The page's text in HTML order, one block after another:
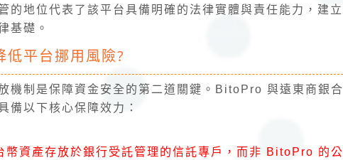
的地位代表了該平台具備明確的法律實體與責任能力，建立
基礎。
低平台挪用風險?
機制是保障資金安全的第二道關鍵。BitoPro 與遠東商銀合
備以下核心保障效力：
幣資產存放於銀行受託管理的信託專戶，而非 BitoPro 的公